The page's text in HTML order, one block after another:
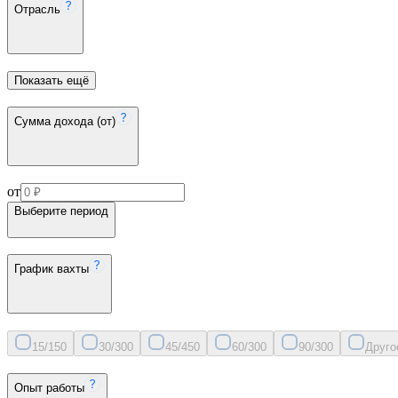
Отрасль
Показать ещё
Сумма дохода (от)
от
Выберите период
График вахты
15/150 30/300 45/450 60/300 90/300
Опыт работы